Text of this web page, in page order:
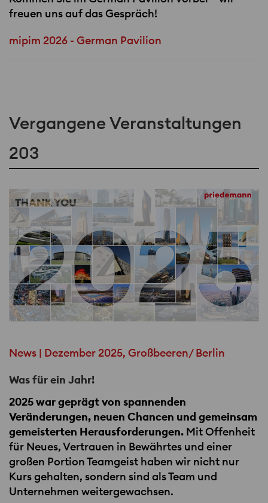
freuen uns auf das Gespräch!
mipim 2026 - German Pavilion
Vergangene Veranstaltungen
203
News | Dezember 2025, Großbeeren/ Berlin
Was für ein Jahr!
2025 war geprägt von spannenden
Veränderungen, neuen Chancen und gemeinsam
gemeisterten Herausforderungen. Mit Offenheit
für Neues, Vertrauen in Bewährtes und einer
großen Portion Teamgeist haben wir nicht nur
Kurs gehalten, sondern sind als Team und
Unternehmen weitergewachsen.